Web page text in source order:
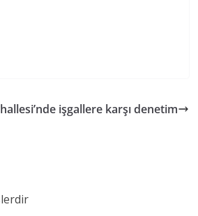
işgallere karşı denetim